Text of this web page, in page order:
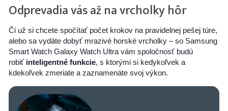
Odprevadia vás až na vrcholky hôr
Či už si chcete spočítať počet krokov na pravidelnej pešej túre,
alebo sa vydáte dobyť mrazivé horské vrcholky – so Samsung
Smart Watch Galaxy Watch Ultra vám spoločnosť budú
robiť inteligentné funkcie, s ktorými si kedykoľvek a
kdekoľvek zmeriate a zaznamenáte svoj výkon.